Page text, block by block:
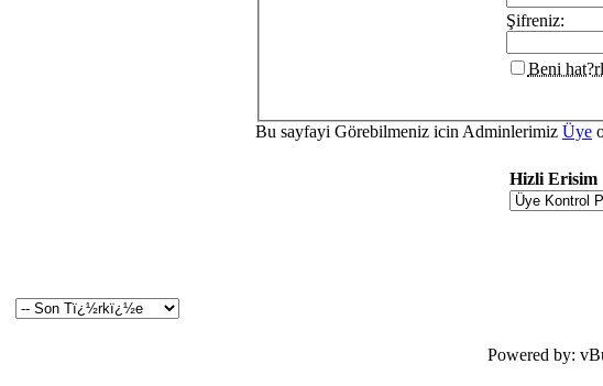
Şifreniz:
Beni
Bu sayfayi Görebilmeniz icin Adminlerimiz Üye
Hizli Erisim
Powered by: